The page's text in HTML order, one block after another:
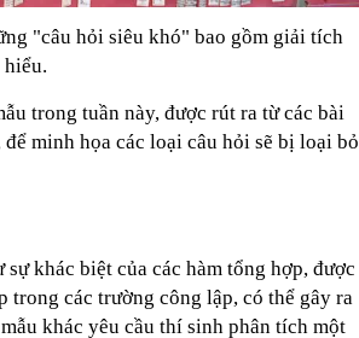
"câu hỏi siêu khó" bao gồm giải tích
trong tuần này, được rút ra từ các bài
minh họa các loại câu hỏi sẽ bị loại bỏ
khác biệt của các hàm tổng hợp, được
trong các trường công lập, có thể gây ra
khác yêu cầu thí sinh phân tích một